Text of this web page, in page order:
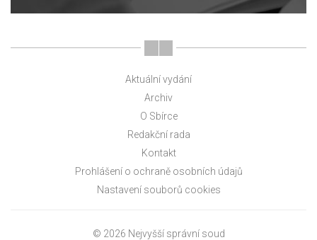
Aktuální vydání
Archiv
O Sbírce
Redakční rada
Kontakt
Prohlášení o ochraně osobních údajů
Nastavení souborů cookies
© 2026 Nejvyšší správní soud